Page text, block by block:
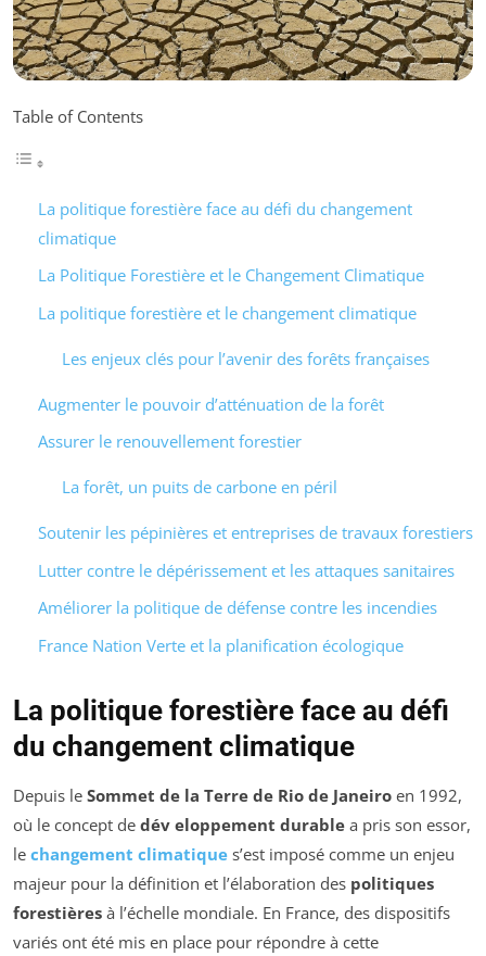
Table of Contents
La politique forestière face au défi du changement
climatique
La Politique Forestière et le Changement Climatique
La politique forestière et le changement climatique
Les enjeux clés pour l’avenir des forêts françaises
Augmenter le pouvoir d’atténuation de la forêt
Assurer le renouvellement forestier
La forêt, un puits de carbone en péril
Soutenir les pépinières et entreprises de travaux forestiers
Lutter contre le dépérissement et les attaques sanitaires
Améliorer la politique de défense contre les incendies
France Nation Verte et la planification écologique
La politique forestière face au défi
du changement climatique
Depuis le Sommet de la Terre de Rio de Janeiro en 1992,
où le concept de dév eloppement durable a pris son essor,
le changement climatique s’est imposé comme un enjeu
majeur pour la définition et l’élaboration des politiques
forestières à l’échelle mondiale. En France, des dispositifs
variés ont été mis en place pour répondre à cette